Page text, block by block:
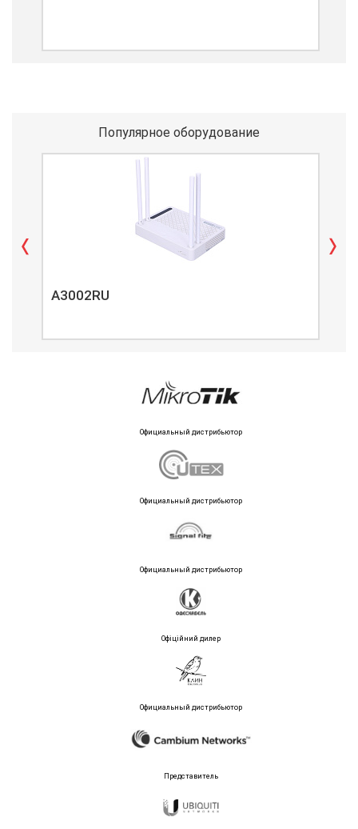
Популярное оборудование
A3002RU
Официальный дистрибьютор
Официальный дистрибьютор
Официальный дистрибьютор
Офіційний дилер
Официальный дистрибьютор
Представитель